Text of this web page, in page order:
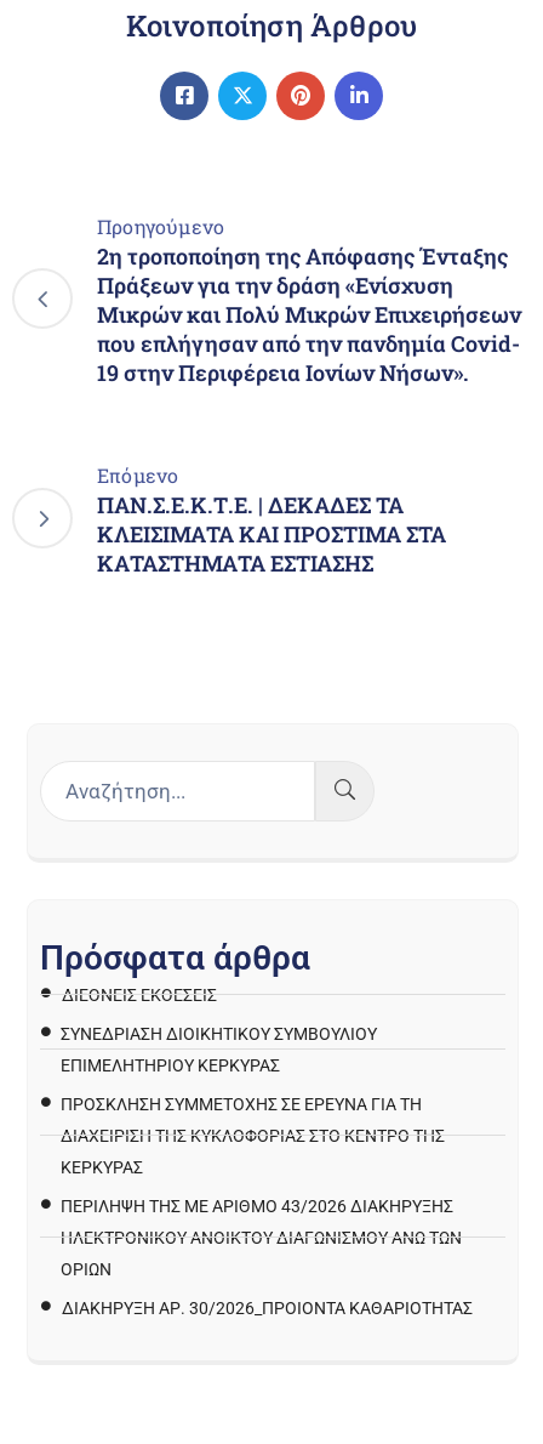
Κοινοποίηση Άρθρου
Προηγούμενο
2η τροποποίηση της Απόφασης Ένταξης
Πράξεων για την δράση «Ενίσχυση
Μικρών και Πολύ Μικρών Επιχειρήσεων
που επλήγησαν από την πανδημία Covid-
19 στην Περιφέρεια Ιονίων Νήσων».
Επόμενο
ΠΑΝ.Σ.Ε.Κ.Τ.Ε. | ΔΕΚΑΔΕΣ ΤΑ
ΚΛΕΙΣΙΜΑΤΑ ΚΑΙ ΠΡΟΣΤΙΜΑ ΣΤΑ
ΚΑΤΑΣΤΗΜΑΤΑ ΕΣΤΙΑΣΗΣ
Πρόσφατα άρθρα
ΔΙΕΘΝΕΙΣ ΕΚΘΕΣΕΙΣ
ΣΥΝΕΔΡΙΑΣΗ ΔΙΟΙΚΗΤΙΚΟΥ ΣΥΜΒΟΥΛΙΟΥ
ΕΠΙΜΕΛΗΤΗΡΙΟΥ ΚΕΡΚΥΡΑΣ
ΠΡΌΣΚΛΗΣΗ ΣΥΜΜΕΤΟΧΉΣ ΣΕ ΈΡΕΥΝΑ ΓΙΑ ΤΗ
ΔΙΑΧΕΊΡΙΣΗ ΤΗΣ ΚΥΚΛΟΦΟΡΊΑΣ ΣΤΟ ΚΈΝΤΡΟ ΤΗΣ
ΚΈΡΚΥΡΑΣ
ΠΕΡΙΛΗΨΗ ΤΗΣ ΜΕ ΑΡΙΘΜΟ 43/2026 ΔΙΑΚΗΡΥΞΗΣ
ΗΛΕΚΤΡΟΝΙΚΟΥ ΑΝΟΙΚΤΟΥ ΔΙΑΓΩΝΙΣΜΟΥ ΑΝΩ ΤΩΝ
ΟΡΙΩΝ
ΔΙΑΚΉΡΥΞΗ ΑΡ. 30/2026_ΠΡΟΙΌΝΤΑ ΚΑΘΑΡΙΌΤΗΤΑΣ